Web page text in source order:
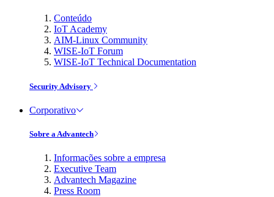
Conteúdo
IoT Academy
AIM-Linux Community
WISE-IoT Forum
WISE-IoT Technical Documentation
Security Advisory
Corporativo
Sobre a Advantech
Informações sobre a empresa
Executive Team
Advantech Magazine
Press Room